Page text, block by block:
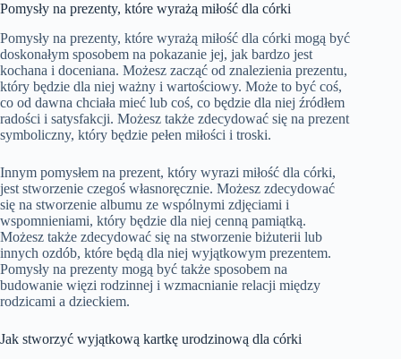
Pomysły na prezenty, które wyrażą miłość dla córki
Pomysły na prezenty, które wyrażą miłość dla córki mogą być
doskonałym sposobem na pokazanie jej, jak bardzo jest
kochana i doceniana. Możesz zacząć od znalezienia prezentu,
który będzie dla niej ważny i wartościowy. Może to być coś,
co od dawna chciała mieć lub coś, co będzie dla niej źródłem
radości i satysfakcji. Możesz także zdecydować się na prezent
symboliczny, który będzie pełen miłości i troski.
Innym pomysłem na prezent, który wyrazi miłość dla córki,
jest stworzenie czegoś własnoręcznie. Możesz zdecydować
się na stworzenie albumu ze wspólnymi zdjęciami i
wspomnieniami, który będzie dla niej cenną pamiątką.
Możesz także zdecydować się na stworzenie biżuterii lub
innych ozdób, które będą dla niej wyjątkowym prezentem.
Pomysły na prezenty mogą być także sposobem na
budowanie więzi rodzinnej i wzmacnianie relacji między
rodzicami a dzieckiem.
Jak stworzyć wyjątkową kartkę urodzinową dla córki